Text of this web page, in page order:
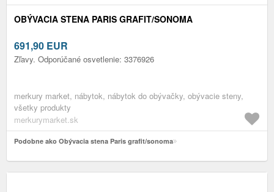
OBÝVACIA STENA PARIS GRAFIT/SONOMA
691,90 EUR
Zľavy. Odporúčané osvetlenie: 3376926
merkury market, nábytok, nábytok do obývačky, obývacie steny,
všetky produkty
merkurymarket.sk
Podobne ako Obývacia stena Paris grafit/sonoma